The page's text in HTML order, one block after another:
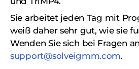
Sie arbeitet jeden Tag mit
weiß daher sehr gut, wie sie
Wenden Sie sich bei Fragen
support@solveigmm.com.